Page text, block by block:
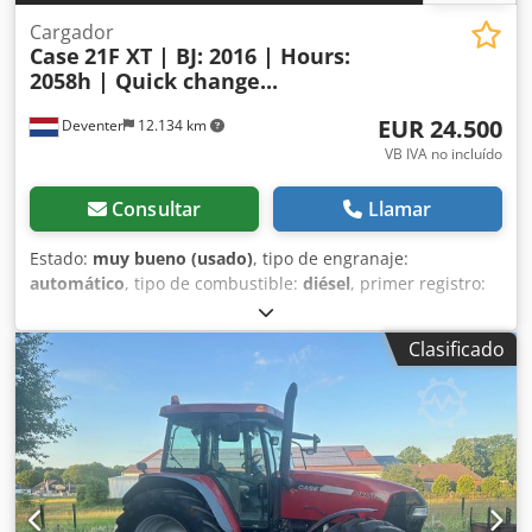
Deventer 12.134 km
Cargador
Case 21F XT | BJ: 2016 | Hours:
2058h | Quick change...
EUR 24.500
VB IVA no incluído
Consultar Llamar
Estado: muy bueno (usado), tipo de engranaje:
automático, tipo de combustible: diésel, primer registro:
, Año de fabricación:2016
funcionamiento:2.058 h, Equipamiento:cabina, =
Opciones y accesorios adicionales = - Cabina cerrada -
Radio/reproductor de CD = Notas = Pala cargadora CASE
21F XT, fabricada en 2016, con solo 2.058 horas de
funcionamiento. Esta pala cargadora compacta y potente
es de origen alemán y se encuentra en excelentes
condiciones, bien mantenida. La máquina está lista para
su uso inmediato y es ideal para trabajos de excavación,
Clasificado